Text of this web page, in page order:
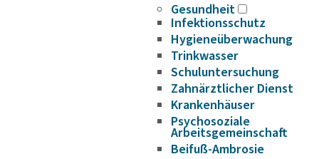
Gesundheit
Infektionsschutz
Hygieneüberwachung
Trinkwasser
Schuluntersuchung
Zahnärztlicher Dienst
Krankenhäuser
Psychosoziale
Arbeitsgemeinschaft
Beifuß-Ambrosie